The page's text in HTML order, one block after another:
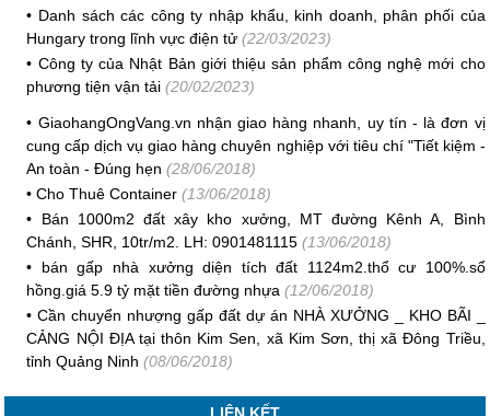
• Danh sách các công ty nhập khẩu, kinh doanh, phân phối của
Hungary trong lĩnh vực điện tử (22/03/2023)
• Công ty của Nhật Bản giới thiệu sản phẩm công nghệ mới cho
phương tiện vận tải (20/02/2023)
• GiaohangOngVang.vn nhận giao hàng nhanh, uy tín - là đơn vị
cung cấp dịch vụ giao hàng chuyên nghiệp với tiêu chí "Tiết kiệm -
An toàn - Đúng hẹn (28/06/2018)
•Cho Thuê Container (13/06/2018)
• Bán 1000m2 đất xây kho xưởng, MT đường Kênh A, Bình
Chánh, SHR, 10tr/m2. LH: 0901481115 (13/06/2018)
• bán gấp nhà xưởng diện tích đất 1124m2.thổ cư 100%.sổ
hồng.giá 5.9 tỷ mặt tiền đường nhựa (12/06/2018)
•Cần chuyển nhượng gấp đất dự án NHÀ XƯỞNG _ KHO BÃI _
CẢNG NỘI ĐỊA tại thôn Kim Sen, xã Kim Sơn, thị xã Đông Triều,
tỉnh Quảng Ninh (08/06/2018)